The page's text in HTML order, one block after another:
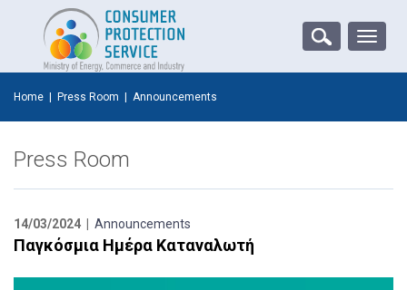
Toggle
Home Press Room Announcements
Press Room
14/03/2024 | Announcements
Παγκόσμια Ημέρα Καταναλωτή